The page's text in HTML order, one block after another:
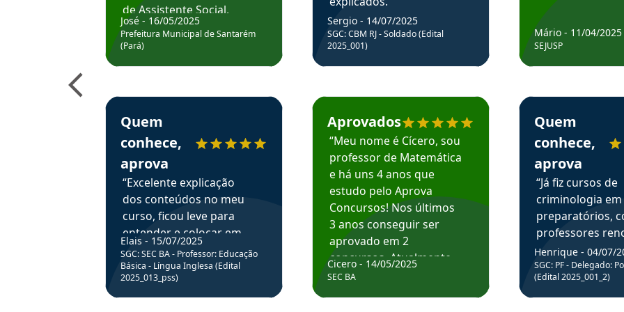
de Assistente Social.
Hoje estou atuando na
Prefeitura de Santarém.
José - 16/05/2025
Prefeitura Municipal de Santarém
(Pará)
Estudante Elais recomenda o Aprova Concursos em depoimento
Quem
conhece,
aprova
“Excelente explicação
dos conteúdos no meu
curso, ficou leve para
entender e colocar em
prática através da
resolução de questões.”
Elais - 15/07/2025
SGC: SEC BA - Professor: Educação
Básica - Língua Inglesa (Edital
2025_013_pss)
Sergio - 14/07/2025
SGC: CBM RJ - Soldado (Edital
2025_001)
Estudante Cicero recomenda o Aprova Concursos em depoimento
Aprovados
“Meu nome é Cícero, sou
professor de Matemática
e há uns 4 anos que
estudo pelo Aprova
Concursos! Nos últimos
3 anos conseguir ser
aprovado em 2
concursos. Atualmente,
estou atuando como
Cicero - 14/05/2025
SEC BA
Mário - 11/04/2025
SEJUSP
Estudante Henrique
Quem
conhece,
aprova
“Já fiz cursos de
criminologia em
preparatórios,
professores
fiz curso em pós
graduação.
Professor do
sem dúvida, o
Henrique - 04/07/
SGC: PF - Delegado:
(Edital 2025_001_2)